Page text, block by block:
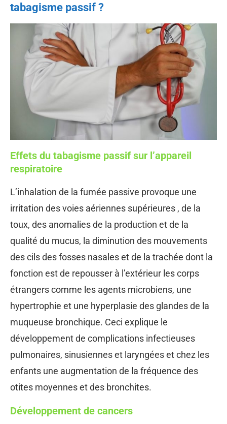
tabagisme passif ?
Effets du tabagisme passif sur l’appareil
respiratoire
L’inhalation de la fumée passive provoque une
irritation des voies aériennes supérieures , de la
toux, des anomalies de la production et de la
qualité du mucus, la diminution des mouvements
des cils des fosses nasales et de la trachée dont la
fonction est de repousser à l’extérieur les corps
étrangers comme les agents microbiens, une
hypertrophie et une hyperplasie des glandes de la
muqueuse bronchique. Ceci explique le
développement de complications infectieuses
pulmonaires, sinusiennes et laryngées et chez les
enfants une augmentation de la fréquence des
otites moyennes et des bronchites.
Développement de cancers